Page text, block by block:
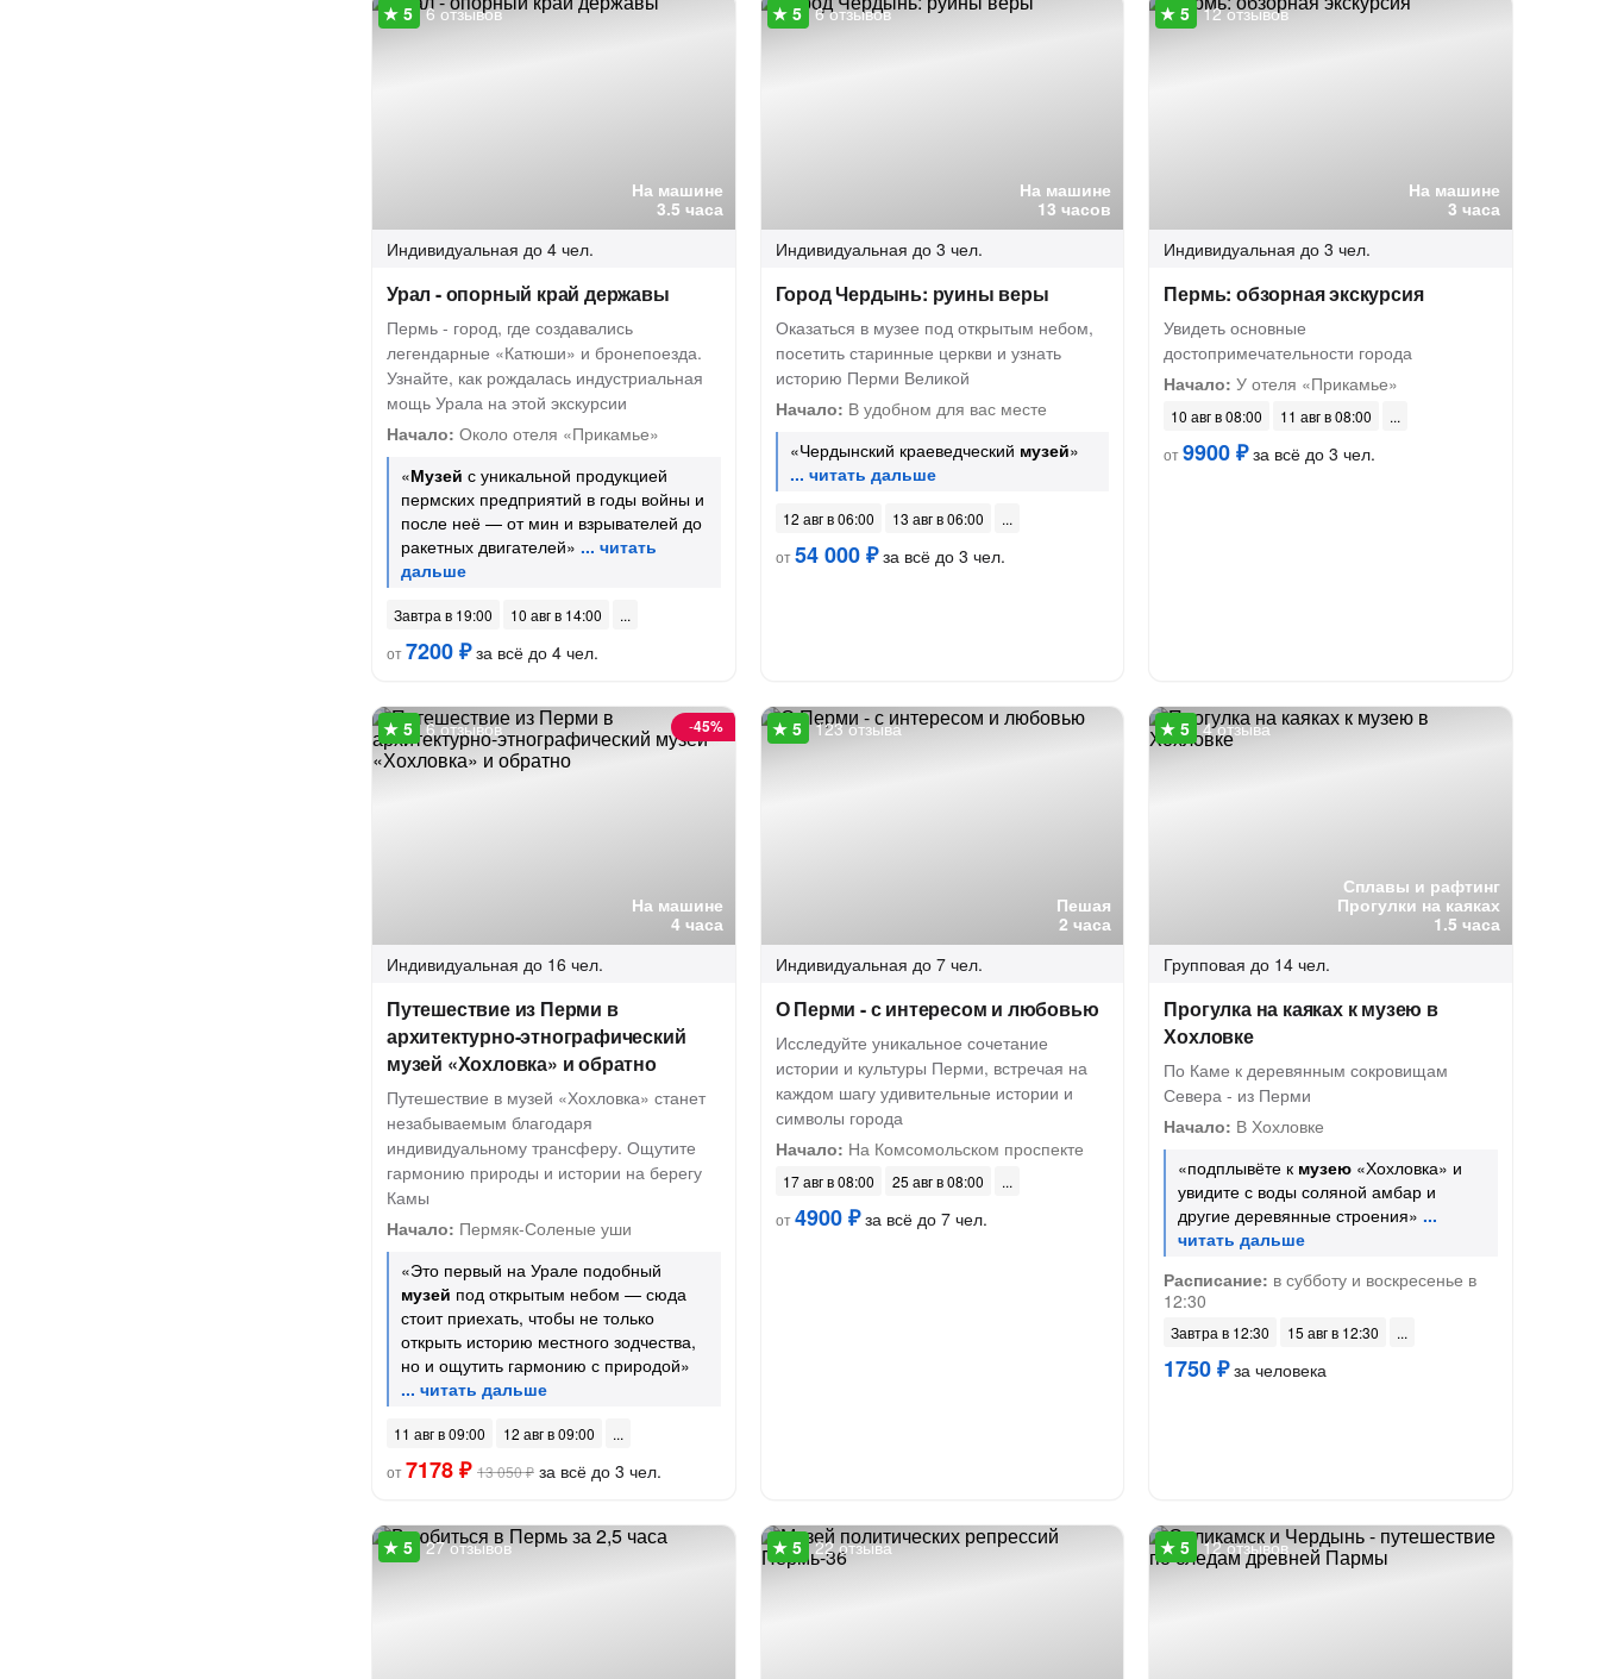
На машине
3.5 часа
6 отзывов
Индивидуальная до 4 чел.
Урал - опорный край державы
Пермь - город, где создавались
легендарные «Катюши» и бронепоезда.
Узнайте, как рождалась индустриальная
мощь Урала на этой экскурсии
Начало: Около отеля «Прикамье»
«Музей с уникальной продукцией
пермских предприятий в годы войны и
после неё — от мин и взрывателей до
ракетных двигателей»
Завтра в 19:00
10 авг в 14:00
от7200 ₽за всё до 4 чел.
На машине
13 часов
6 отзывов
Индивидуальная до 3 чел.
Город Чердынь: руины веры
Оказаться в музее под открытым небом,
посетить старинные церкви и узнать
историю Перми Великой
Начало: В удобном для вас месте
«Чердынский краеведческий музей»
12 авг в 06:00
13 авг в 06:00
от54 000 ₽за всё до 3 чел.
На машине
3 часа
12 отзывов
Индивидуальная до 3 чел.
Пермь: обзорная экскурсия
Увидеть основные
достопримечательности города
Начало: У отеля «Прикамье»
10 авг в 08:00
11 авг в 08:00
от9900 ₽за всё до 3 чел.
На машине
4 часа
-45%
6 отзывов
Индивидуальная до 16 чел.
Путешествие из Перми в
архитектурно-этнографический
музей «Хохловка» и обратно
Путешествие в музей «Хохловка» станет
незабываемым благодаря
индивидуальному трансферу. Ощутите
гармонию природы и истории на берегу
Камы
Начало: Пермяк-Соленые уши
«Это первый на Урале подобный
музей под открытым небом — сюда
стоит приехать, чтобы не только
открыть историю местного зодчества,
но и ощутить гармонию с природой»
11 авг в 09:00
12 авг в 09:00
от7178 ₽ 13 050 ₽ за всё до 3 чел.
Пешая
2 часа
123 отзыва
Индивидуальная до 7 чел.
О Перми - с интересом и любовью
Исследуйте уникальное сочетание
истории и культуры Перми, встречая на
каждом шагу удивительные истории и
символы города
Начало: На Комсомольском проспекте
17 авг в 08:00
25 авг в 08:00
от4900 ₽за всё до 7 чел.
Сплавы и рафтинг
Прогулки на каяках
1.5 часа
4 отзыва
Групповая до 14 чел.
Прогулка на каяках к музею в
Хохловке
По Каме к деревянным сокровищам
Севера - из Перми
Начало: В Хохловке
«подплывёте к музею «Хохловка» и
увидите с воды соляной амбар и
другие деревянные строения»
Расписание: в субботу и воскресенье в
12:30
Завтра в 12:30 15 авг в 12:30
1750 ₽за человека
27 отзывов 22 отзыва 12 отзывов